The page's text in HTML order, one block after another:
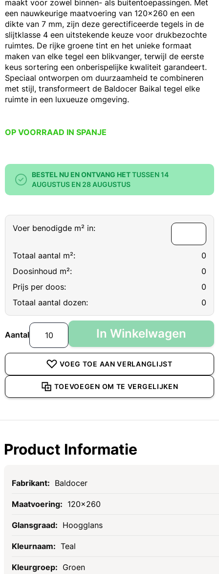
OP VOORRAAD IN SPANJE
BESTEL NU EN ONTVANG HETTUSSEN 14
AUGUSTUS EN 28 AUGUSTUS
Voer benodigde m² in:
Totaal aantal m²:
0
Doosinhoud m²:
0
Prijs per doos:
0
Totaal aantal dozen:
0
Aantal In Winkelwagen
VOEG TOE AAN VERLANGLIJST
TOEVOEGEN OM TE VERGELIJKEN
maakt voor zowel binnen- als buitentoepassingen. Met
een nauwkeurige maatvoering van 120x260 en een
dikte van 7 mm, zijn deze gerectificeerde tegels in de
slijtklasse 4 een uitstekende keuze voor drukbezochte
ruimtes. De rijke groene tint en het unieke formaat
maken van elke tegel een blikvanger, terwijl de eerste
keus sortering een onberispelijke kwaliteit garandeert.
Speciaal ontworpen om duurzaamheid te combineren
met stijl, transformeert de Baldocer Baikal tegel elke
ruimte in een luxueuze omgeving.
Product Informatie
Specificaties
Baldocer
120x260
Hoogglans
Teal
Groen